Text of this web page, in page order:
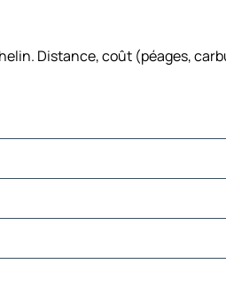
Distance, coût (péages,